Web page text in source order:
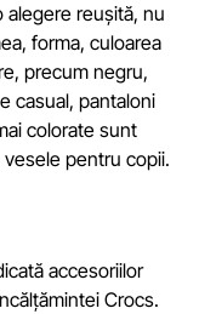
reușită, nu
forma, culoarea
precum negru,
casual, pantaloni
colorate sunt
pentru copii.
accesoriilor
Crocs.